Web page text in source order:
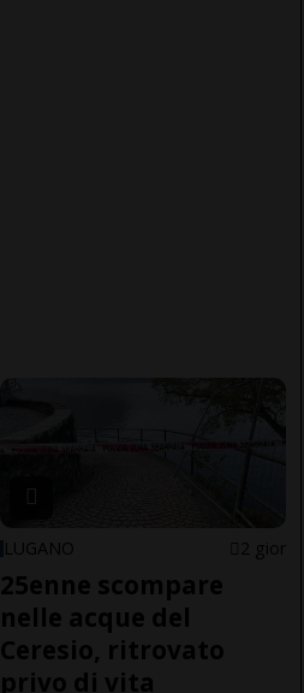
LUGANO 2 gior
25enne scompare
nelle acque del
Ceresio, ritrovato
privo di vita